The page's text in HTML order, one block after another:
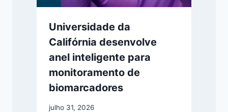
Universidade da
Califórnia desenvolve
anel inteligente para
monitoramento de
biomarcadores
julho 31, 2026